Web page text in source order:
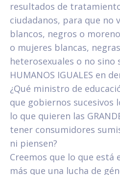
resultados de
ciudadanos, para que no
blancos, negros o
o mujeres blancas,
heterosexuales o no sino
HUMANOS IGUALES en
¿Qué ministro de
que gobiernos sucesivos
lo que quieren las
tener consumidores
ni piensen?
Creemos que lo que está
más que una lucha de